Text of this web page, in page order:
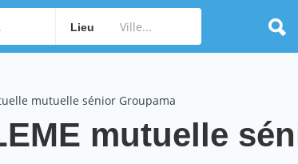
Lieu
mutuelle sénior Groupama
mutuelle